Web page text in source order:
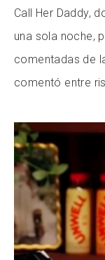
Call Her Daddy,
una sola noche,
comentadas de
comentó entre